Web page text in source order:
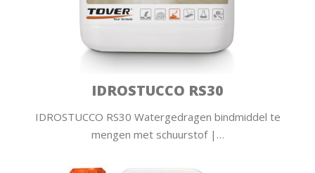
IDROSTUCCO RS30
IDROSTUCCO RS30 Watergedragen bindmiddel te
mengen met schuurstof |…